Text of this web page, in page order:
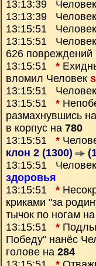
13:13:39 Человек
13:13:39 Человек
13:15:51 Человек
13:15:51 Человек
626 повреждений
13:15:51 *
вломил Человек
13:15:51 Человек
13:15:51 *
размахнувшись
в корпус на 780
13:15:51 *
клон 2 (1300)
13:15:51 Человек
здоровья
13:15:51 *
криками "за
тычок по ногам на
13:15:51 *
Победу" нанёс
голове на 284